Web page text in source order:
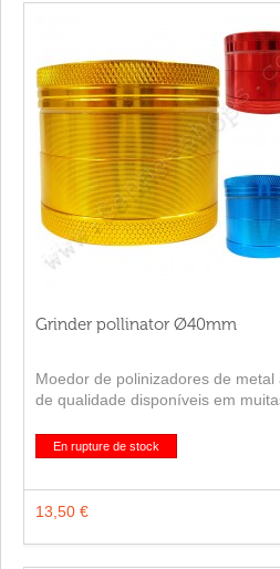
Grinder pollinator Ø40mm
Moedor de polinizadores de
de qualidade disponíveis em
En rupture de stock
13,50 €